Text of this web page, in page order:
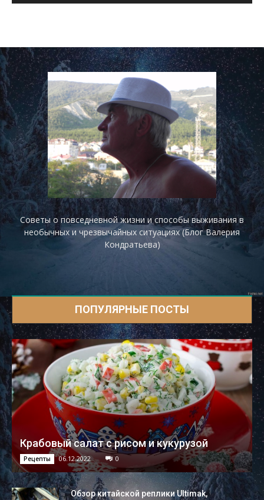
Советы о повседневной жизни и способы выживания в
необычных и чрезвычайных ситуациях (Блог Валерия
Кондратьева)
ПОПУЛЯРНЫЕ ПОСТЫ
Крабовый салат с рисом и кукурузой
Рецепты 06.12.2022 0
Обзор китайской реплики Ultimak,